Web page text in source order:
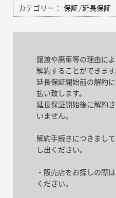
カテゴリー： 保証/延長保証
譲渡や廃車等の理由に
解約することができます
延長保証開始前の解約
払い致します。
延長保証開始後に解約
いません。
解約手続きにつきまし
し出ください。
・販売店をお探しの際は
ください。